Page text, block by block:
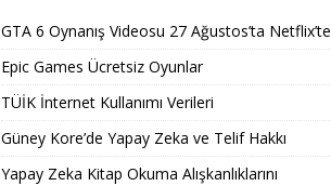
GTA 6 Oynanış Videosu 27 Ağustos’ta Netflix’te
Epic Games Ücretsiz Oyunlar
TÜİK İnternet Kullanımı Verileri
Güney Kore’de Yapay Zeka ve Telif Hakkı
Yapay Zeka Kitap Okuma Alışkanlıklarını